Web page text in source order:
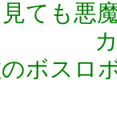
見ても悪
プセル
ボスロ